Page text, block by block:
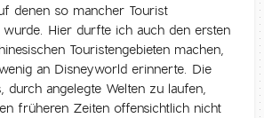
denen so mancher Tourist
Hier durfte ich auch den ersten
Touristengebieten machen,
an Disneyworld erinnerte. Die
durch angelegte Welten zu laufen,
früheren Zeiten offensichtlich nicht